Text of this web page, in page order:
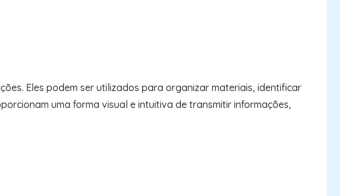
Eles podem ser utilizados para organizar materiais, identificar
uma forma visual e intuitiva de transmitir informações,